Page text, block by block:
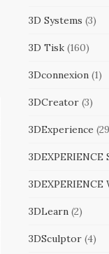
3D Systems (3)
3D Tisk(160)
3Dconnexion(1)
3DCreator(3)
3DExperience
3DEXPERIENCE
3DEXPERIENCE
3DLearn(2)
3DSculptor(4)